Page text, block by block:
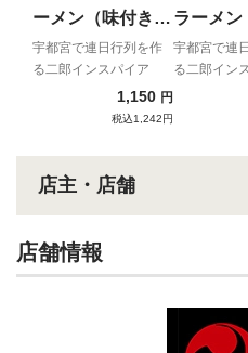
ーメン（味付き
脂）
宇都宮で連日行列を作
る二郎インスパイア
1,150 円
税込1,242円
ラーメン
脂）
宇都宮で連
る二郎イン
店主・店舗
店舗情報